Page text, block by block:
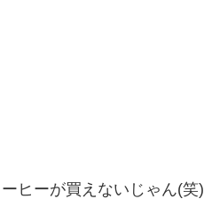
ヒーが買えないじゃん(笑)